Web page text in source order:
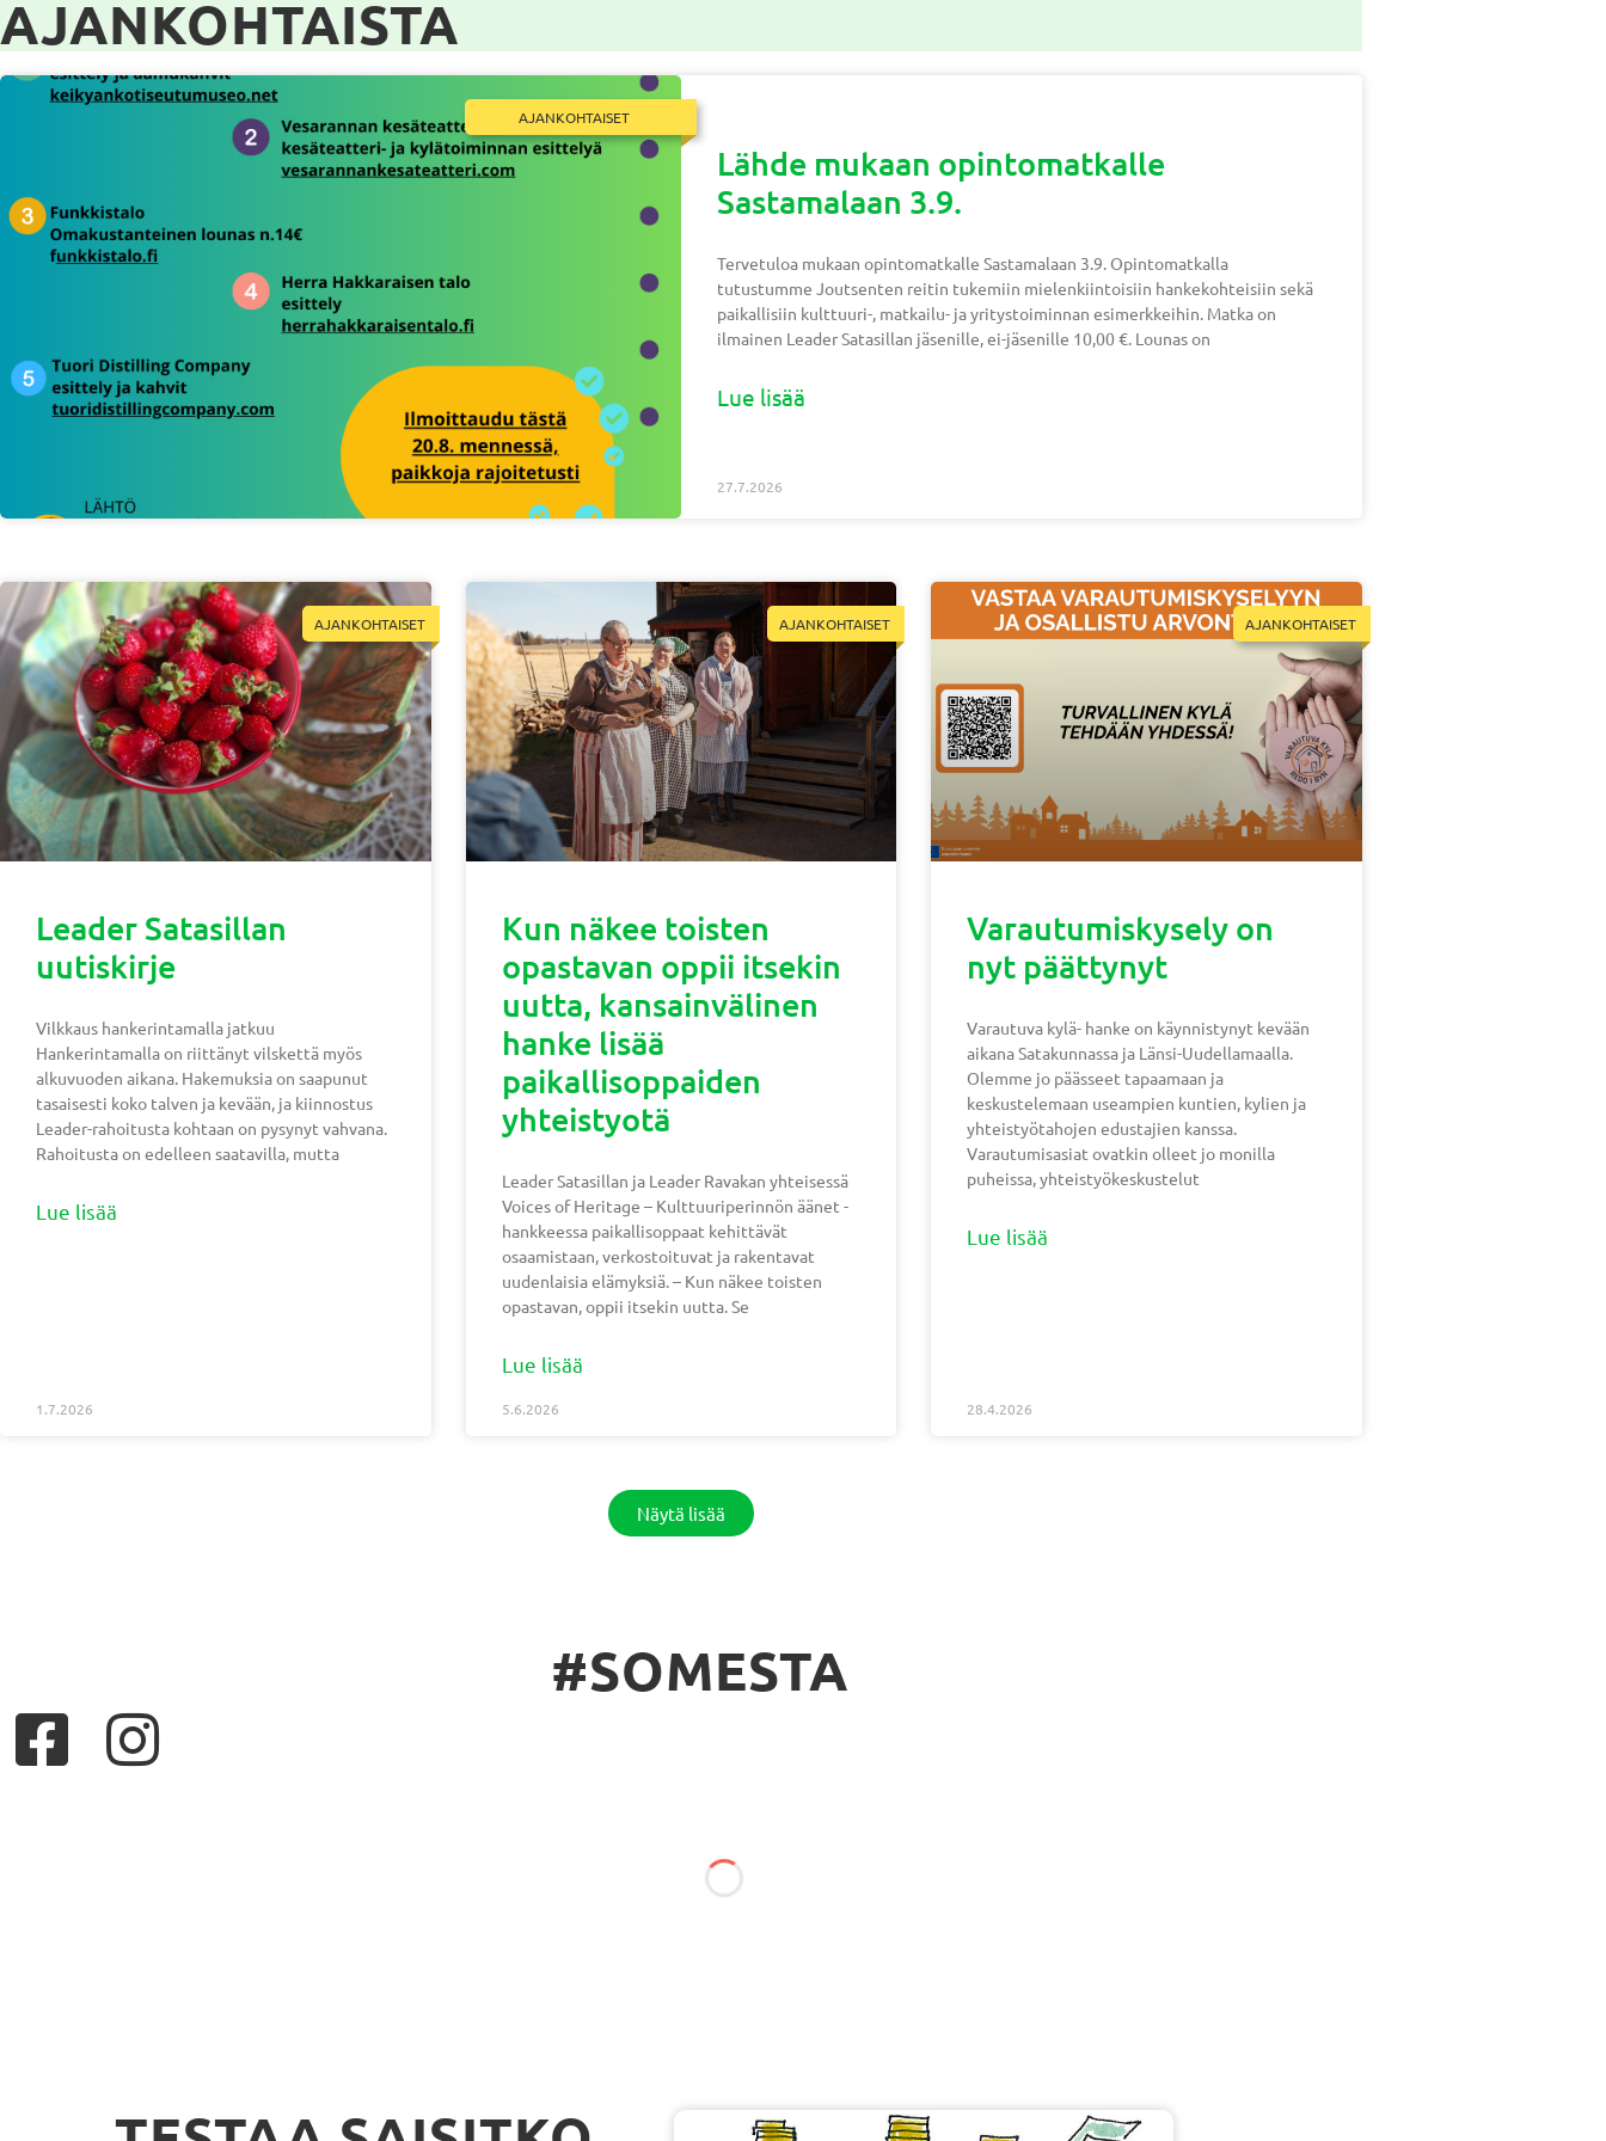
AJANKOHTAISTA
AJANKOHTAISET
Lähde mukaan opintomatkalle
Sastamalaan 3.9.
Tervetuloa mukaan opintomatkalle Sastamalaan 3.9. Opintomatkalla
tutustumme Joutsenten reitin tukemiin mielenkiintoisiin hankekohteisiin sekä
paikallisiin kulttuuri-, matkailu- ja yritystoiminnan esimerkkeihin. Matka on
ilmainen Leader Satasillan jäsenille, ei-jäsenille 10,00 €. Lounas on
Lue lisää
27.7.2026
AJANKOHTAISET
Leader Satasillan
uutiskirje
Vilkkaus hankerintamalla jatkuu
Hankerintamalla on riittänyt vilskettä myös
alkuvuoden aikana. Hakemuksia on saapunut
tasaisesti koko talven ja kevään, ja kiinnostus
Leader-rahoitusta kohtaan on pysynyt vahvana.
Rahoitusta on edelleen saatavilla, mutta
Lue lisää
1.7.2026
AJANKOHTAISET
Kun näkee toisten
opastavan oppii itsekin
uutta, kansainvälinen
hanke lisää
paikallisoppaiden
yhteistyotä
Leader Satasillan ja Leader Ravakan yhteisessä
Voices of Heritage – Kulttuuriperinnön äänet -
hankkeessa paikallisoppaat kehittävät
osaamistaan, verkostoituvat ja rakentavat
uudenlaisia elämyksiä. – Kun näkee toisten
opastavan, oppii itsekin uutta. Se
Lue lisää
5.6.2026
AJANKOHTAISET
Varautumiskysely on
nyt päättynyt
Varautuva kylä- hanke on käynnistynyt kevään
aikana Satakunnassa ja Länsi-Uudellamaalla.
Olemme jo päässeet tapaamaan ja
keskustelemaan useampien kuntien, kylien ja
yhteistyötahojen edustajien kanssa.
Varautumisasiat ovatkin olleet jo monilla
puheissa, yhteistyökeskustelut
Lue lisää
28.4.2026
Näytä lisää
#SOMESTA